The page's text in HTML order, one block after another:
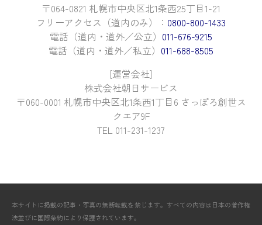
〒064-0821 札幌市中央区北1条西25丁目1-21
フリーアクセス（道内のみ）： 0800-800-1433
電話（道内・道外／公立） 011-676-9215
電話（道内・道外／私立） 011-688-8505
[運営会社]
株式会社朝日サービス
〒060-0001 札幌市中央区北1条西1丁目6 さっぽろ創世ス
クエア9F
TEL 011-231-1237
本サイトに掲載の記事・写真の無断転載を禁じます。すべての内容は日本の著作権
法並びに国際条約により保護されています。